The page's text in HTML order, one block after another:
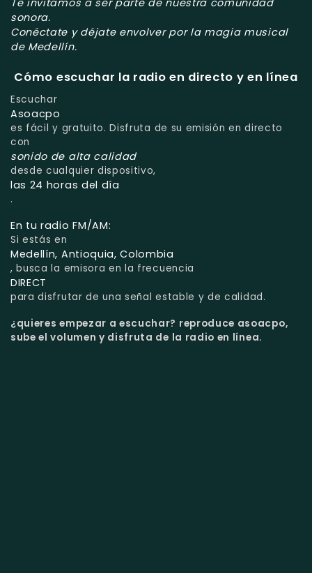
sonora.
Conéctate y déjate envolver por la magia musical
de Medellín.
Cómo escuchar la radio en directo y en línea
Escuchar
Asoacpo
es fácil y gratuito. Disfruta de su emisión en directo
con
sonido de alta calidad
desde cualquier dispositivo,
las 24 horas del día
.
En tu radio FM/AM:
Si estás en
Medellín, Antioquia, Colombia
, busca la emisora en la frecuencia
DIRECT
para disfrutar de una señal estable y de calidad.
¿quieres empezar a escuchar? reproduce asoacpo,
sube el volumen y disfruta de la radio en línea.